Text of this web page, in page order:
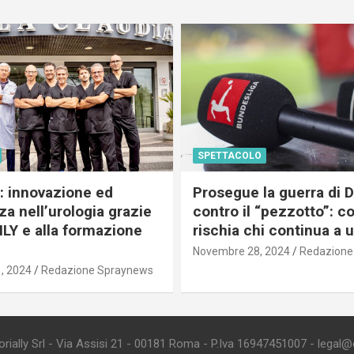
innovazione ed
nell’urologia grazie
e alla formazione
2024 Redazione Spraynews
SPETTACOLO
Prosegue la guerra di
contro il “pezzotto”:
rischia chi continua a
Novembre 28, 2024
Srl - Via Assisi 21 - 00181 Roma - P.Iva 16947451007 -